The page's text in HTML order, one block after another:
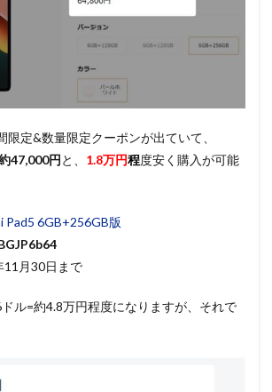
限定&数量限定クーポンが出ていて、
47,000円と、 1.8万円程度安く購入が可能
Pad5 6GB+256GB版
月30日まで
ル=約4.8万円程度になりますが、それで